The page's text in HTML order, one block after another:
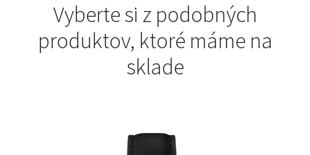
Vyberte si z podobných
produktov, ktoré máme na
sklade